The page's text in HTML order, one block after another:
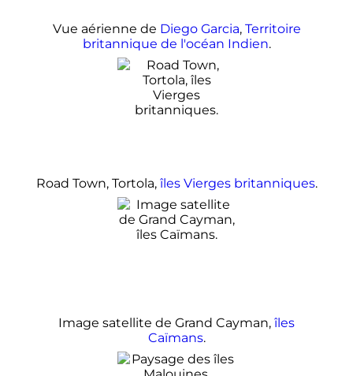
Vue aérienne de Diego Garcia, Territoire
britannique de l'océan Indien.
Road Town, Tortola, îles Vierges britanniques.
Image satellite de Grand Cayman, îles
Caïmans.